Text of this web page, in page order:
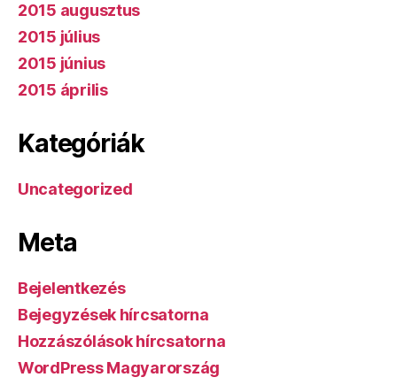
2015 augusztus
2015 július
2015 június
2015 április
Kategóriák
Uncategorized
Meta
Bejelentkezés
Bejegyzések hírcsatorna
Hozzászólások hírcsatorna
WordPress Magyarország